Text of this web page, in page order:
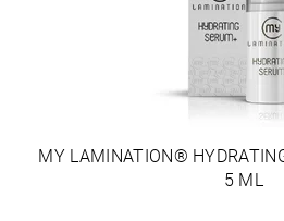
MY LAMINATION®
5 ML